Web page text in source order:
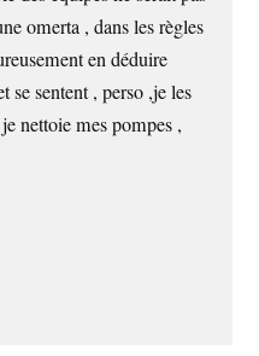
omerta , dans les règles
en déduire
se sentent , perso ,je les
nettoie mes pompes ,